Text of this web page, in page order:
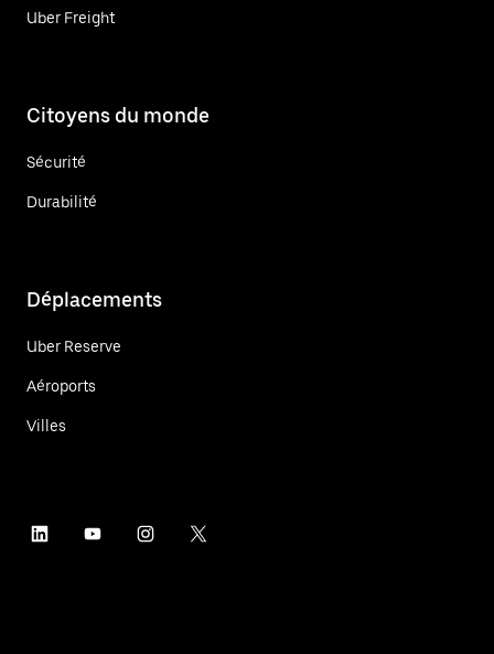
Uber Freight
Citoyens du monde
Sécurité
Durabilité
Déplacements
Uber Reserve
Aéroports
Villes